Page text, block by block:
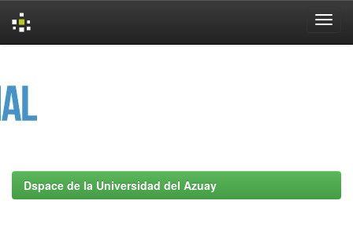
Dspace de la Universidad del Azuay